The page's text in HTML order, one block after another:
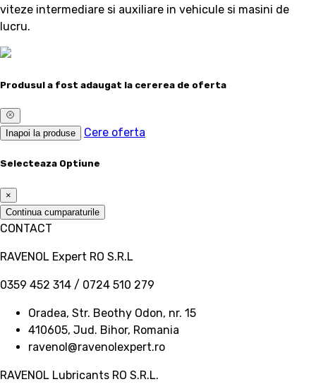
viteze intermediare si auxiliare in vehicule si masini de
lucru.
Produsul a fost adaugat la cererea de oferta
Inapoi la produse Cere oferta
Selecteaza Optiune
×
Continua cumparaturile
CONTACT
RAVENOL Expert RO S.R.L
0359 452 314 / 0724 510 279
Oradea, Str. Beothy Odon, nr. 15
410605, Jud. Bihor, Romania
ravenol@ravenolexpert.ro
RAVENOL Lubricants RO S.R.L.